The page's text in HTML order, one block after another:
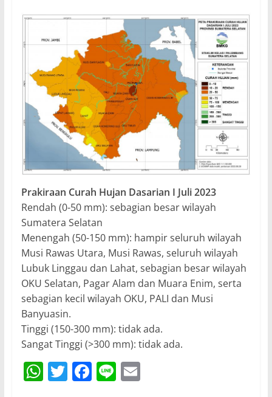
Prakiraan Curah Hujan Dasarian I Juli 2023
Rendah (0-50 mm): sebagian besar wilayah
Sumatera Selatan
Menengah (50-150 mm): hampir seluruh wilayah
Musi Rawas Utara, Musi Rawas, seluruh wilayah
Lubuk Linggau dan Lahat, sebagian besar wilayah
OKU Selatan, Pagar Alam dan Muara Enim, serta
sebagian kecil wilayah OKU, PALI dan Musi
Banyuasin.
Tinggi (150-300 mm): tidak ada.
Sangat Tinggi (>300 mm): tidak ada.
W T F Li E